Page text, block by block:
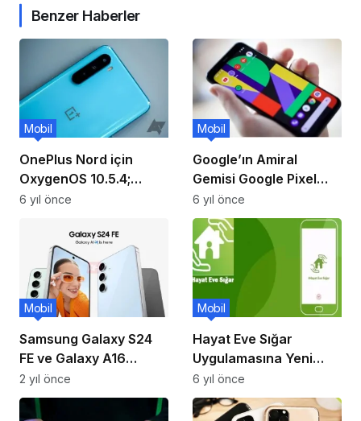
Benzer Haberler
OnePlus Nord için
OxygenOS 10.5.4;
ekranı, düşük ışıkta
kamerayı ve daha
fazlasını iyileştirir
Mobil
6 yıl önce
Google’ın Amiral
Gemisi Google Pixel
4XL Yeni Renk İle
Karşımızda
Mobil
6 yıl önce
Samsung Galaxy S24
FE ve Galaxy A16
Tanıtım Tarihi Ortaya
Çıktı
Mobil
2 yıl önce
Hayat Eve Sığar
Uygulamasına Yeni
Özellik Eklendi!
Mobil
6 yıl önce